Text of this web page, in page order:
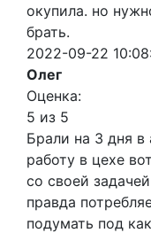
окупила. но
брать.
2022-09-22
Олег
Оценка:
5 из 5
Брали на 3 дня в
работу в цехе
со своей
правда
подумать под